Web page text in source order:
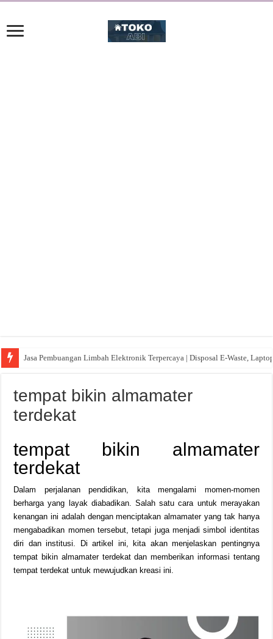
Jasa Pembuangan Limbah Elektronik Terpercaya | Disposal E-Waste,
tempat bikin almamater
terdekat
tempat bikin almamater
terdekat
Dalam perjalanan pendidikan, kita mengalami momen-momen
berharga yang layak diabadikan. Salah satu cara untuk merayakan
kenangan ini adalah dengan menciptakan almamater yang tak hanya
mengabadikan momen tersebut, tetapi juga menjadi simbol identitas
diri dan institusi. Di artikel ini, kita akan menjelaskan pentingnya
tempat bikin almamater terdekat dan memberikan informasi tentang
tempat terdekat untuk mewujudkan kreasi ini.